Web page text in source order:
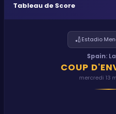
Tableau de Score
🏏Estadio
Spain:
COUP
mercredi 13